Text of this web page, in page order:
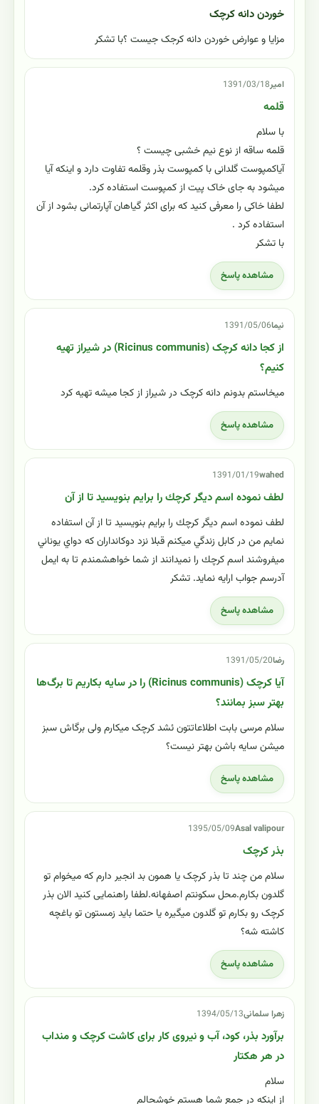
خوردن دانه کرچک
مزایا و عوارض خوردن دانه کرجک جیست ؟با تشکر
امیر1391/03/18
قلمه
با سلام
قلمه ساقه از نوع نیم خشبی چیست ؟
آیاکمپوست گلدانی با کمپوست بذر وقلمه تفاوت دارد و اینکه آیا
میشود به جای خاک پیت از کمپوست استفاده کرد.
لطفا خاکی را معرفی کنید که برای اکثر گیاهان آپارتمانی بشود از آن
استفاده کرد .
با تشکر
مشاهده پاسخ
نیما1391/05/06
از کجا دانه کرچک (Ricinus communis) در شیراز تهیه
کنیم؟
میخاستم بدونم دانه کرچک در شیراز از کجا میشه تهیه کرد
مشاهده پاسخ
wahed
1391/01/19
لطف نموده اسم ديگر كرچك را برايم بنويسيد تا از آن
لطف نموده اسم ديگر كرچك را برايم بنويسيد تا از آن استفاده
نمايم من در كابل زندگي ميكنم قبلا نزد دوكانداران كه دواي يوناني
ميفروشند اسم كرچك را نميدانند از شما خواهشمندم تا به ايمل
آدرسم جواب ارايه نمايد. تشكر
مشاهده پاسخ
رضا1391/05/20
آیا کرچک (Ricinus communis) را در سایه بکاریم تا برگ‌ها
بهتر سبز بمانند؟
سلام مرسی بابت اطلاعاتتون ئشد کرچک میکارم ولی برگاش سبز
میشن سایه باشن بهتر نیست؟
مشاهده پاسخ
Asal valipour
1395/05/09
بذر کرچک
سلام من چند تا بذر کرچک یا همون بد انجیر دارم که میخوام تو
گلدون بکارم.محل سکونتم اصفهانه.لطفا راهنمایی کنید الان بذر
کرچک رو بکارم تو گلدون میگیره یا حتما باید زمستون تو باغچه
کاشته شه؟
مشاهده پاسخ
زهرا سلمانی1394/05/13
برآورد بذر، کود، آب و نیروی کار برای کاشت کرچک و منداب
در هر هکتار
سلام
از اینکه در جمع شما هستم خوشحالم